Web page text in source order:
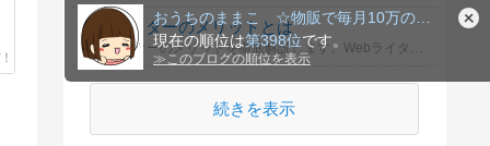
おうちのままこ ☆物販で毎月10万の収入ゲット☆
現在の順位は第398位です。
≫ このブログの順位を表示
Webライターのメリットとは
続きを表示